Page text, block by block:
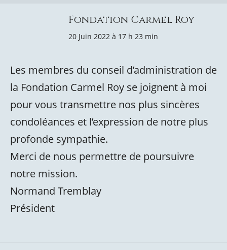
Fondation Carmel Roy
20 Juin 2022 à 17 h 23 min
Les membres du conseil d’administration de
la Fondation Carmel Roy se joignent à moi
pour vous transmettre nos plus sincères
condoléances et l’expression de notre plus
profonde sympathie.
Merci de nous permettre de poursuivre
notre mission.
Normand Tremblay
Président